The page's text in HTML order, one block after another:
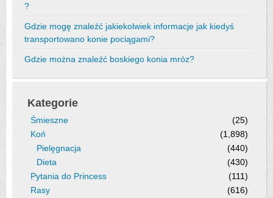
?
Gdzie mogę znaleźć jakiekolwiek informacje jak kiedyś
transportowano konie pociągami?
Gdzie można znaleźć boskiego konia mróz?
Kategorie
Śmieszne
(25)
Koń
(1,898)
Pielęgnacja
(440)
Dieta
(430)
Pytania do Princess
(111)
Rasy
(616)